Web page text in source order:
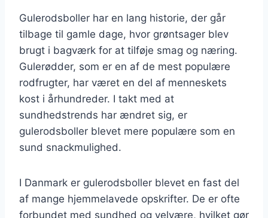
Gulerodsboller har en lang historie, der går
tilbage til gamle dage, hvor grøntsager blev
brugt i bagværk for at tilføje smag og næring.
Gulerødder, som er en af de mest populære
rodfrugter, har været en del af menneskets
kost i århundreder. I takt med at
sundhedstrends har ændret sig, er
gulerodsboller blevet mere populære som en
sund snackmulighed.
I Danmark er gulerodsboller blevet en fast del
af mange hjemmelavede opskrifter. De er ofte
forbundet med sundhed og velvære, hvilket gør